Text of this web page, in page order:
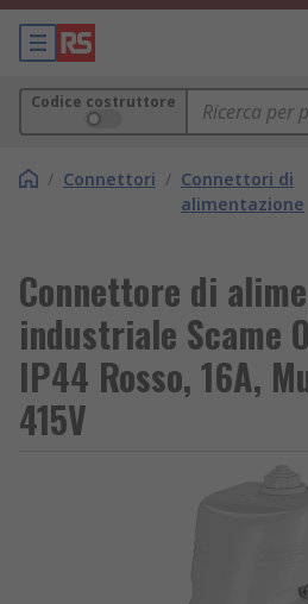
Codice costruttore
/ Connettori / Connettori di
alimentazione
Connettore di
industriale Scame
IP44 Rosso, 16A,
415V